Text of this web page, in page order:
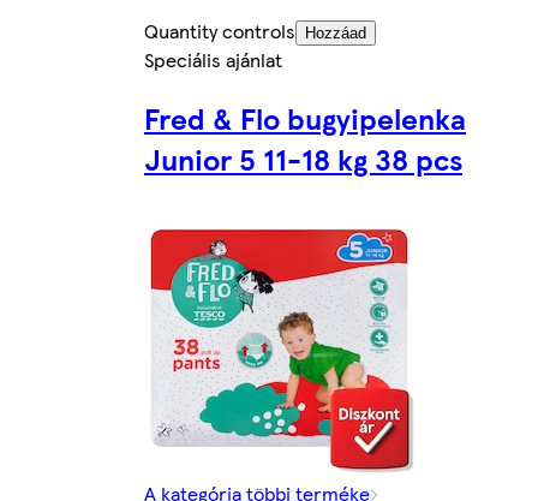
Quantity controls
Hozzáad
Speciális ajánlat
Fred & Flo bugyipelenka
Junior 5 11-18 kg 38 pcs
A kategória többi terméke